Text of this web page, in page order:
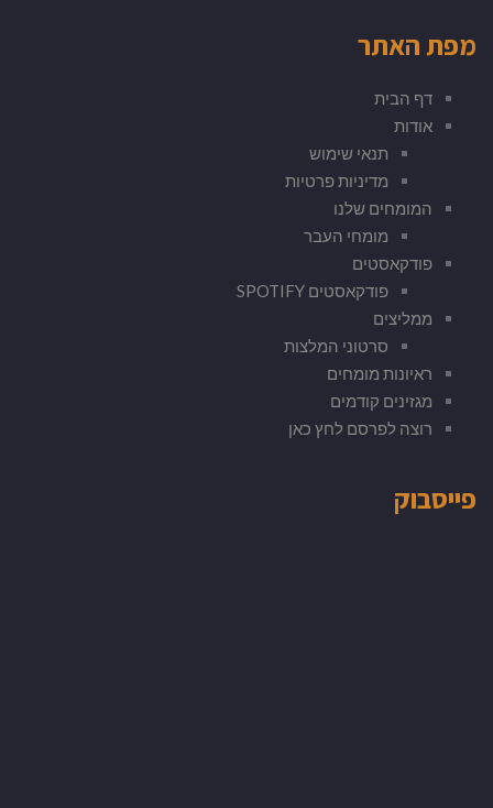
מפת האתר
דף הבית
אודות
תנאי שימוש
מדיניות פרטיות
המומחים שלנו
מומחי העבר
פודקאסטים
פודקאסטים SPOTIFY
ממליצים
סרטוני המלצות
ראיונות מומחים
מגזינים קודמים
רוצה לפרסם לחץ כאן
פייסבוק